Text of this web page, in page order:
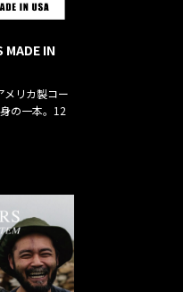
MADE IN
メリカ製コー
の一本。12